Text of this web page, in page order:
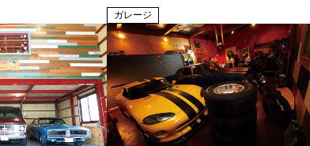
ガレージ